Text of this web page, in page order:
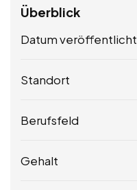
Überblick
Datum veröffentlicht
Standort
Berufsfeld
Gehalt